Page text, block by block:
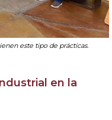
este tipo de prácticas.
en la